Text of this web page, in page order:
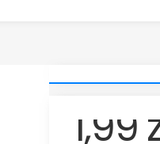
1,99